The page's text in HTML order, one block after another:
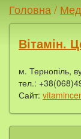
Головна /
Вітамін.
м. Тернопіль,
тел.:
Сайт: